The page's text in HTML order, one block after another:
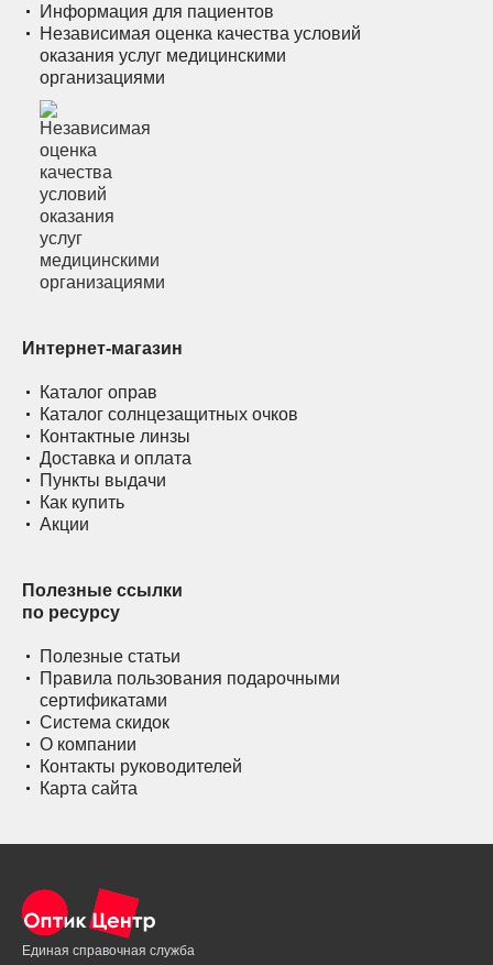
Информация для пациентов
Независимая оценка качества условий
оказания услуг медицинскими
организациями
Интернет-магазин
Каталог оправ
Каталог солнцезащитных очков
Контактные линзы
Доставка и оплата
Пункты выдачи
Как купить
Акции
Полезные ссылки
по ресурсу
Полезные статьи
Правила пользования подарочными
сертификатами
Система скидок
О компании
Контакты руководителей
Карта сайта
Единая справочная служба